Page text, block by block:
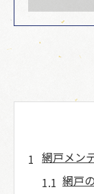
網戸メン
網戸